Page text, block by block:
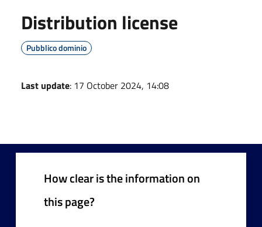
Distribution license
Pubblico dominio
Last update: 17 October 2024, 14:08
How clear is the information on
this page?